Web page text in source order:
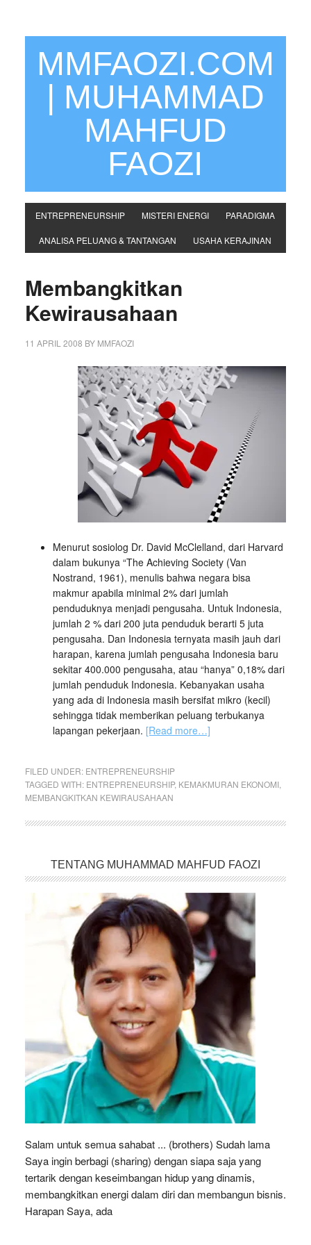
MMFAOZI.COM
| MUHAMMAD
MAHFUD
FAOZI
ENTREPRENEURSHIP MISTERI ENERGI PARADIGMA
ANALISA PELUANG & TANTANGAN USAHA KERAJINAN
Membangkitkan
Kewirausahaan
11 APRIL 2008 BY MMFAOZI
Menurut sosiolog Dr. David McClelland, dari Harvard
dalam bukunya “The Achieving Society (Van
Nostrand, 1961), menulis bahwa negara bisa
makmur apabila minimal 2% dari jumlah
penduduknya menjadi pengusaha. Untuk Indonesia,
jumlah 2 % dari 200 juta penduduk berarti 5 juta
pengusaha. Dan Indonesia ternyata masih jauh dari
harapan, karena jumlah pengusaha Indonesia baru
sekitar 400.000 pengusaha, atau “hanya” 0,18% dari
jumlah penduduk Indonesia. Kebanyakan usaha
yang ada di Indonesia masih bersifat mikro (kecil)
sehingga tidak memberikan peluang terbukanya
lapangan pekerjaan. [Read more…]
FILED UNDER: ENTREPRENEURSHIP
TAGGED WITH: ENTREPRENEURSHIP, KEMAKMURAN EKONOMI,
MEMBANGKITKAN KEWIRAUSAHAAN
TENTANG MUHAMMAD MAHFUD FAOZI
Salam untuk semua sahabat ... (brothers) Sudah lama
Saya ingin berbagi (sharing) dengan siapa saja yang
tertarik dengan keseimbangan hidup yang dinamis,
membangkitkan energi dalam diri dan membangun bisnis.
Harapan Saya, ada